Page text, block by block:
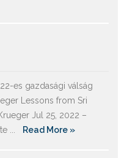
es gazdasági válság
Lessons from Sri
Jul 25, 2022 –
...
Read More »